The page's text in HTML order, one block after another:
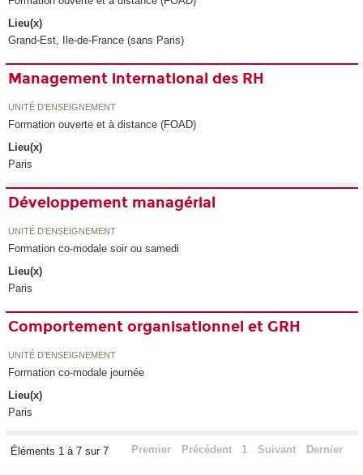
Lieu(x)
Grand-Est, Ile-de-France (sans Paris)
Management international des RH
UNITÉ D’ENSEIGNEMENT
Formation ouverte et à distance (FOAD)
Lieu(x)
Paris
Développement managérial
UNITÉ D’ENSEIGNEMENT
Formation co-modale soir ou samedi
Lieu(x)
Paris
Comportement organisationnel et GRH
UNITÉ D’ENSEIGNEMENT
Formation co-modale journée
Lieu(x)
Paris
Éléments 1 à 7 sur 7 Premier Précédent 1 Suivant Dernier